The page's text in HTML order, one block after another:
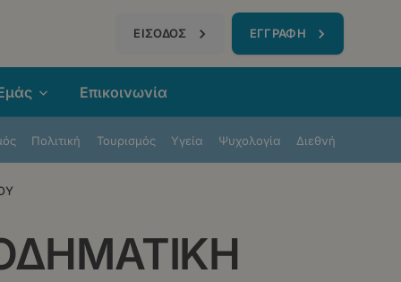
ΕΙΣΟΔΟΣ ΕΓΓΡΑΦΗ
Πολιτική Τουρισμός Υγεία Ψυχολογία Διεθνή
Επικοινωνία